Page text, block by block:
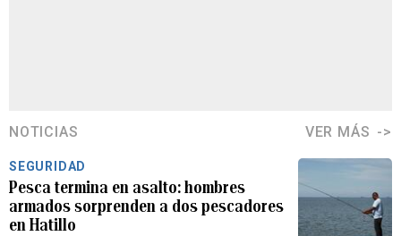
NOTICIAS VER MÁS
SEGURIDAD
Pesca termina en asalto: hombres
armados sorprenden a dos pescadores
en Hatillo